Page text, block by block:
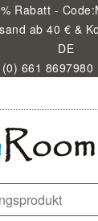
Rabatt -
ab 40 € &
DE
(0) 661